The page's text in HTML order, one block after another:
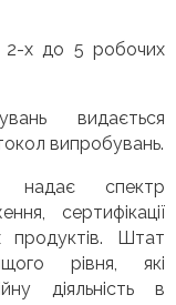
2-х до 5 робочих
видається
випробувань.
надає спектр
сертифікації
продуктів. Штат
рівня, які
діяльність в